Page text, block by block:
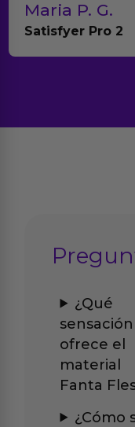
Teresa y
Anna Huevo
¿Qué
sensación
ofrece el
material
Fanta
¿Cómo